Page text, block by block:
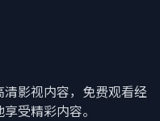
影视内容， 免费观看经
受精彩内容。